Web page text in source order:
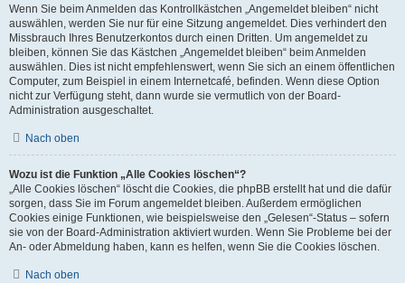
Wenn Sie beim Anmelden das Kontrollkästchen „Angemeldet bleiben“ nicht
auswählen, werden Sie nur für eine Sitzung angemeldet. Dies verhindert den
Missbrauch Ihres Benutzerkontos durch einen Dritten. Um angemeldet zu
bleiben, können Sie das Kästchen „Angemeldet bleiben“ beim Anmelden
auswählen. Dies ist nicht empfehlenswert, wenn Sie sich an einem öffentlichen
Computer, zum Beispiel in einem Internetcafé, befinden. Wenn diese Option
nicht zur Verfügung steht, dann wurde sie vermutlich von der Board-
Administration ausgeschaltet.
Nach oben
Wozu ist die Funktion „Alle Cookies löschen“?
„Alle Cookies löschen“ löscht die Cookies, die phpBB erstellt hat und die dafür
sorgen, dass Sie im Forum angemeldet bleiben. Außerdem ermöglichen
Cookies einige Funktionen, wie beispielsweise den „Gelesen“-Status – sofern
sie von der Board-Administration aktiviert wurden. Wenn Sie Probleme bei der
An- oder Abmeldung haben, kann es helfen, wenn Sie die Cookies löschen.
Nach oben